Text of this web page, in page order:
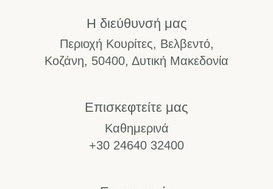
Η διεύθυνσή μας
Περιοχή Κουρίτες, Βελβεντό,
Κοζάνη, 50400, Δυτική Μακεδονία
Επισκεφτείτε μας
Καθημερινά
+30 24640 32400